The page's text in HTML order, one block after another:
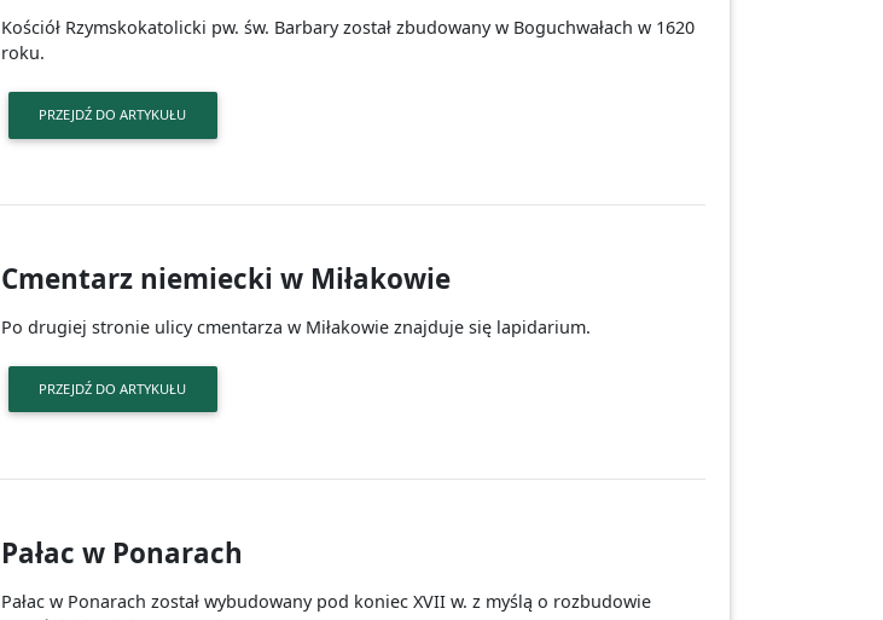
Kościół Rzymskokatolicki pw. św. Barbary został zbudowany w Boguchwałach w 1620
roku.
PRZEJDŹ DO ARTYKUŁU
Cmentarz niemiecki w Miłakowie
Po drugiej stronie ulicy cmentarza w Miłakowie znajduje się lapidarium.
PRZEJDŹ DO ARTYKUŁU
Pałac w Ponarach
Pałac w Ponarach został wybudowany pod koniec XVII w. z myślą o rozbudowie